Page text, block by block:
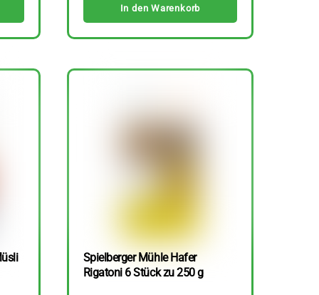
In den Warenkorb
Spielberger Mühle Hafer
Rigatoni 6 Stück zu 250 g